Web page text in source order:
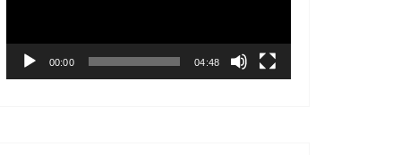
P
a
00:00 04:48